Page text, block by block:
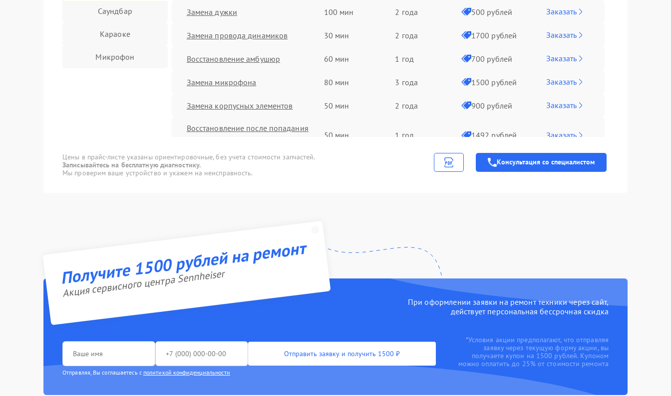
Саундбар
Караоке
Микрофон
Замена дужки 100 мин 2 года 500 рублей Заказать
Замена провода динамиков 30 мин 2 года 1700 рублей Заказать
Восстановление амбушюр 60 мин 1 год 700 рублей Заказать
Замена микрофона 80 мин 3 года 1500 рублей Заказать
Замена корпусных элементов 50 мин 2 года 900 рублей Заказать
Восстановление после попадания
50 мин 1 год 1492 рублей Заказать
Прошивка 1000 рублей Заказать
Цены в прайс-листе указаны ориентировочные, без учета стоимости запчастей.
Записывайтесь на бесплатную диагностику.
Мы проверим ваше устройство и укажем на неисправность.
Консультация со специалистом
Получите 1500 рублей на ремонт
Акция сервисного центра Sennheiser
При оформлении заявки на ремонт техники через сайт,
действует персональная бессрочная скидка
Отправить заявку и получить 1500 ₽
Отправляя, Вы соглашаетесь с политикой конфиденциальности
*Условия акции предполагают, что отправляя
заявку через текущую форму акции, вы
получаете купон на 1500 рублей. Купоном
можно оплатить до 25% от стоимости ремонта